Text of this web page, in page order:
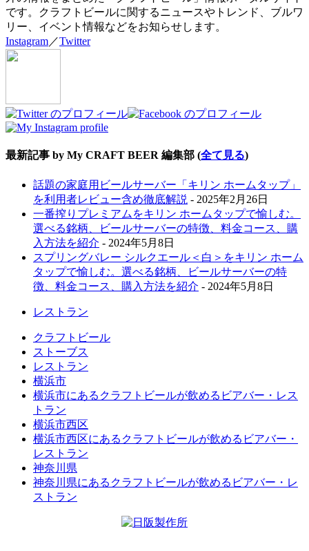
です。クラフトビールに関するニュースやトレンド、ブルワ
リー、イベント情報などをお知らせします。
Instagram／Twitter
最新記事 by My CRAFT BEER 編集部 (全て見る)
話題の家庭用ビールサーバー「キリン ホームタップ」
を利用者レビュー含め徹底解説 - 2025年2月26日
一番搾りプレミアムをキリン ホームタップで愉しむ。
選べる銘柄、ビールサーバーの特徴、料金コース、購
入方法を紹介 - 2024年5月8日
スプリングバレー シルクエール＜白＞をキリン ホーム
タップで愉しむ。選べる銘柄、ビールサーバーの特
徴、料金コース、購入方法を紹介 - 2024年5月8日
レストラン
クラフトビール
ストーブス
レストラン
横浜市
横浜市にあるクラフトビールが飲めるビアバー・レス
トラン
横浜市西区
横浜市西区にあるクラフトビールが飲めるビアバー・
レストラン
神奈川県
神奈川県にあるクラフトビールが飲めるビアバー・レ
ストラン